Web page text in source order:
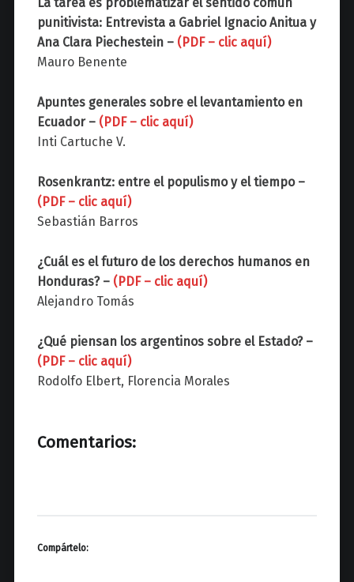
La tarea es problematizar el sentido común
punitivista: Entrevista a Gabriel Ignacio Anitua y
Ana Clara Piechestein – (PDF – clic aquí)
Mauro Benente
Apuntes generales sobre el levantamiento en
Ecuador – (PDF – clic aquí)
Inti Cartuche V.
Rosenkrantz: entre el populismo y el tiempo –
(PDF – clic aquí)
Sebastián Barros
¿Cuál es el futuro de los derechos humanos en
Honduras? – (PDF – clic aquí)
Alejandro Tomás
¿Qué piensan los argentinos sobre el Estado? –
(PDF – clic aquí)
Rodolfo Elbert, Florencia Morales
Comentarios:
Compártelo: